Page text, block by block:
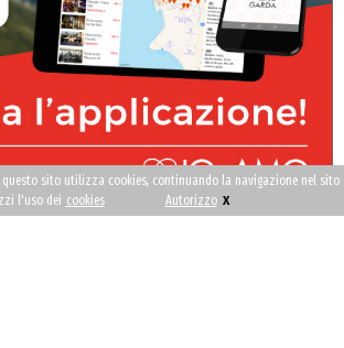
sito utilizza cookies, continuando la navigazione nel sito
l'uso dei cookies Autorizzo x